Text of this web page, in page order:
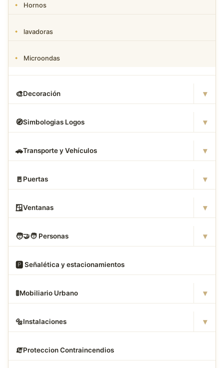
Hornos
lavadoras
Microondas
🎨Decoración ▾
🧭Simbologias Logos ▾
🚗Transporte y Vehículos ▾
🚪 Puertas ▾
🪟Ventanas ▾
🧑‍🤝‍🧑 Personas ▾
🅿️ Señalética y estacionamientos
🚦Mobiliario Urbano ▾
🔩Instalaciones ▾
🧯Proteccion Contraincendios